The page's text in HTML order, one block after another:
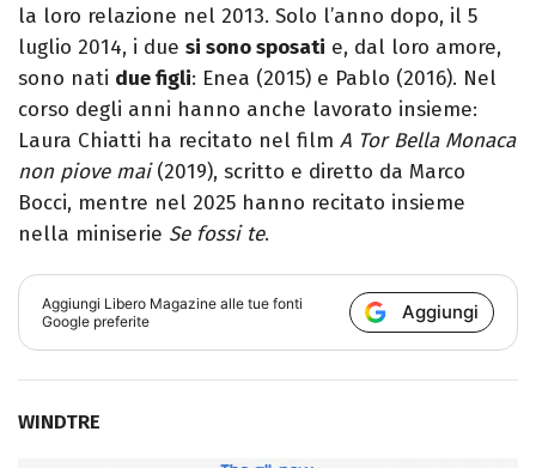
la loro relazione nel 2013. Solo l’anno dopo, il 5
luglio 2014, i due si sono sposati e, dal loro amore,
sono nati due figli: Enea (2015) e Pablo (2016). Nel
corso degli anni hanno anche lavorato insieme:
Laura Chiatti ha recitato nel film A Tor Bella Monaca
non piove mai(2019), scritto e diretto da Marco
Bocci, mentre nel 2025 hanno recitato insieme
nella miniserie Se fossi te.
Aggiungi Libero Magazine alle tue fonti
Google preferite
Aggiungi
WINDTRE